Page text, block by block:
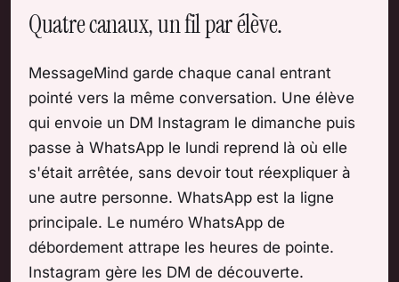
Quatre canaux, un fil par élève.
MessageMind garde chaque canal entrant
pointé vers la même conversation. Une élève
qui envoie un DM Instagram le dimanche puis
passe à WhatsApp le lundi reprend là où elle
s'était arrêtée, sans devoir tout réexpliquer à
une autre personne. WhatsApp est la ligne
principale. Le numéro WhatsApp de
débordement attrape les heures de pointe.
Instagram gère les DM de découverte.